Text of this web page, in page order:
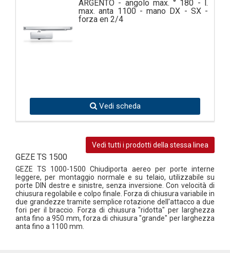
ARGENTO - angolo max. ° 180 - l.
max. anta 1100 - mano DX - SX -
forza en 2/4
Vedi scheda
Vedi tutti i prodotti della stessa linea
GEZE TS 1500
GEZE TS 1000-1500 Chiudiporta aereo per porte interne
leggere, per montaggio normale e su telaio, utilizzabile su
porte DIN destre e sinistre, senza inversione. Con velocità di
chiusura regolabile e colpo finale. Forza di chiusura variabile in
due grandezze tramite semplice rotazione dell'attacco a due
fori per il braccio. Forza di chiusura "ridotta" per larghezza
anta fino a 950 mm, forza di chiusura "grande" per larghezza
anta fino a 1100 mm.